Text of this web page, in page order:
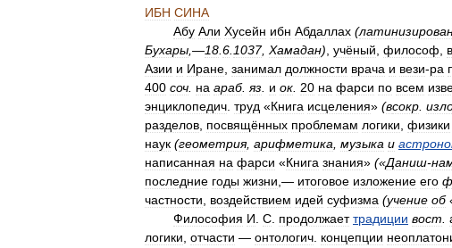
ИБН СИНА
Абу Али Хусейн ибн Абдаллах (
Бухары ,—18 6 1037, Хамадан) учёный философ
Азии и Иране занимал должности врача и вези-ра
400 соч на араб. яз и ок 20 на фарси по всем
энциклопедич труд «Книга исцеления» (всокр
разделов посвящённых проблемам логики физики
наук (геометрия, арифметика музыка и
написанная на фарси «Книга знания» («Даниш-
последние годы жизни ,— итоговое изложение его
частности
воздействием идей суфизма (учение об
Философия И С продолжает традиции вост
логики отчасти — онтологич концепции